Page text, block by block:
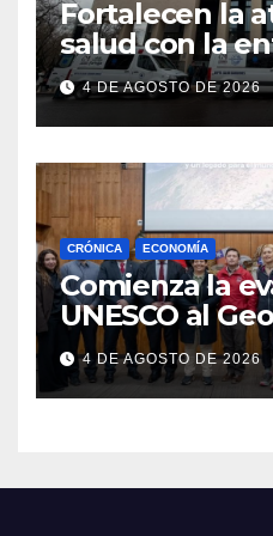
Fortalecen la
salud con la
nuevas
Cauquenes y
4 DE AGOSTO DE 2026
CRÓNICA ECONOMÍA
Comienza la
UNESCO al
Aspirante
Maule
4 DE AGOSTO DE 2026